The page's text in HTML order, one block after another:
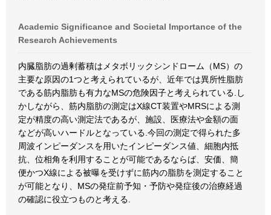
Academic Significance and Societal Importance of the
Research Achievements
内臓脂肪の過剰蓄積はメタボリックシンドローム（MS）の
主要な原因の1つと考えられているが、近年では異所性脂肪
である筋内脂肪も有力なMSの危険因子と考えられている.し
かしながら、筋内脂肪の測定はX線CT装置やMRSによる測
定が精度の高い測定法であるが、施設、医療法や金額の面
などが高いハードルとなっている.今回の測定で得られた多
周波インピーダンスを用いたインピーダンス値、細胞内抵
抗、位相角を利用することが可能であるならば、安価、簡
便かつX線による被曝を受けずに筋内の脂肪を測定すること
が可能となり、MSの発症前予知・予防や発症後の治療経過
の確認に役立つものと考える.